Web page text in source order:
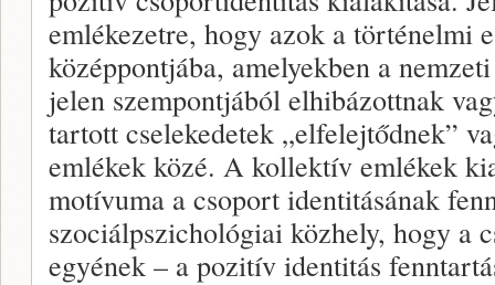
emlékezetre, hogy azok a történelmi
középpontjába, amelyekben a
jelen szempontjából elhibázottnak
tartott cselekedetek „elfelejtődnek”
emlékek közé. A kollektív emlékek
motívuma a csoport identitásának
szociálpszichológiai közhely, hogy a
egyének – a pozitív identitás